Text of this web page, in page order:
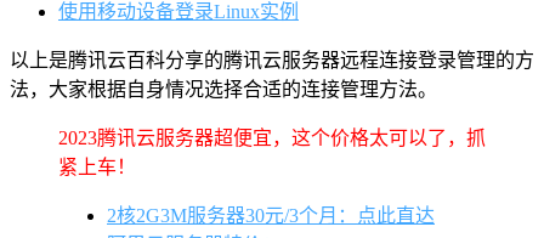
使用移动设备登录Linux实例
以上是腾讯云百科分享的腾讯云服务器远程连接登录管理的方
法，大家根据自身情况选择合适的连接管理方法。
2023腾讯云服务器超便宜，这个价格太可以了，抓
紧上车！
2核2G3M服务器30元/3个月：点此直达